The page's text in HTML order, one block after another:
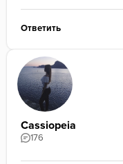
Ответить
Cassiopeia
176